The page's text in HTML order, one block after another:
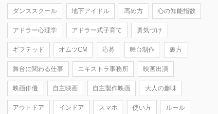
ダンススクール 地下アイドル 高め方 心の知能指数
アドラー心理学 アドラー式子育て 勇気づけ
ギフテッド オムツCM 応募 舞台制作 裏方
舞台に関わる仕事 エキストラ事務所 映画出演
映画俳優 自主映画 自主製作映画 大人の趣味
アウトドア インドア スマホ 使い方 ルール